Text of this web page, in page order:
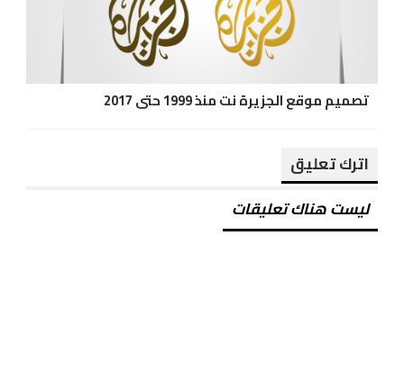
تصميم موقع الجزيرة نت منذ 1999 حتى 2017
اترك تعليق
ليست هناك تعليقات